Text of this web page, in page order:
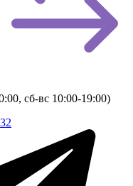
сб-вс 10:00-19:00)